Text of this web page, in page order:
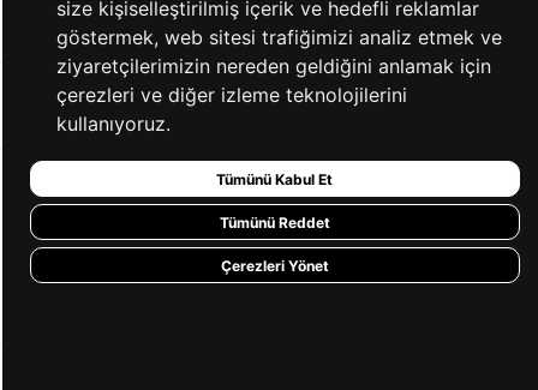
BİZE ULAŞIN
HIZLI ERİŞİM
KVKK ve GİZLİLİK
BİZİ TAKİP ET
size kişiselleştirilmiş içerik ve hedefli reklamlar
göstermek, web sitesi trafiğimizi analiz etmek ve
ziyaretçilerimizin nereden geldiğini anlamak için
çerezleri ve diğer izleme teknolojilerini
kullanıyoruz.
Tümünü Kabul Et
Tümünü Reddet
Çerezleri Yönet